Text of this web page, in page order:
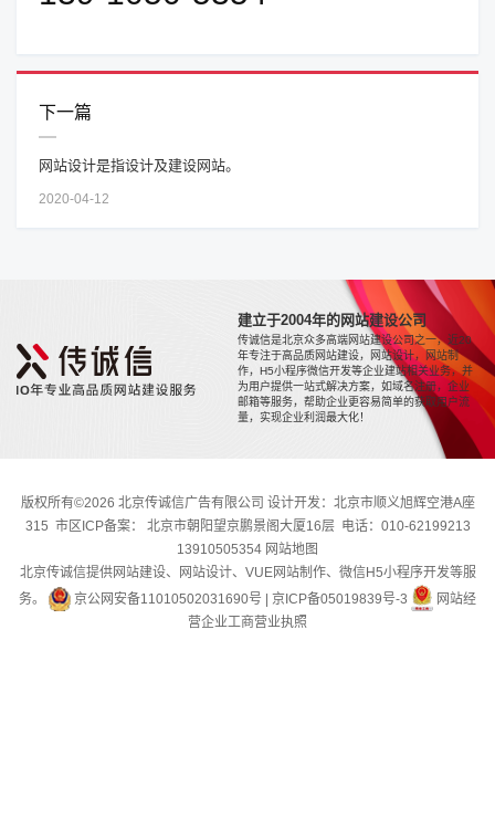
下一篇
网站设计是指设计及建设网站。
2020-04-12
建立于2004年的网站建设公司
传诚信是北京众多高端网站建设公司之一，近20
年专注于高品质网站建设，网站设计，网站制
作，H5小程序微信开发等企业建站相关业务，并
为用户提供一站式解决方案，如域名注册，企业
邮箱等服务，帮助企业更容易简单的获取用户流
量，实现企业利润最大化！
版权所有©2026 北京传诚信广告有限公司 设计开发：北京市顺义旭辉空港A座
315 市区ICP备案： 北京市朝阳望京鹏景阁大厦16层 电话：010-62199213
13910505354 网站地图
北京传诚信提供网站建设、网站设计、VUE网站制作、微信H5小程序开发等服
务。
京公网安备11010502031690号 | 京ICP备05019839号-3
网站经
营企业工商营业执照